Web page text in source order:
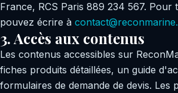
France, RCS Paris 889 234 567. Pour
pouvez écrire à
3. Accès aux contenus
Les contenus accessibles sur
fiches produits détaillées, un guide
formulaires de demande de devis. Les